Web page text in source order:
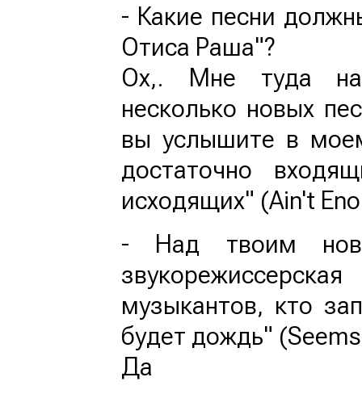
- Какие песни
Отиса Раша"?
Ох,. Мне туда
несколько новых
вы услышите в
достаточно
исходящих" (Ain't
- Над твоим
музыкантов, кто
будет дождь"
Да